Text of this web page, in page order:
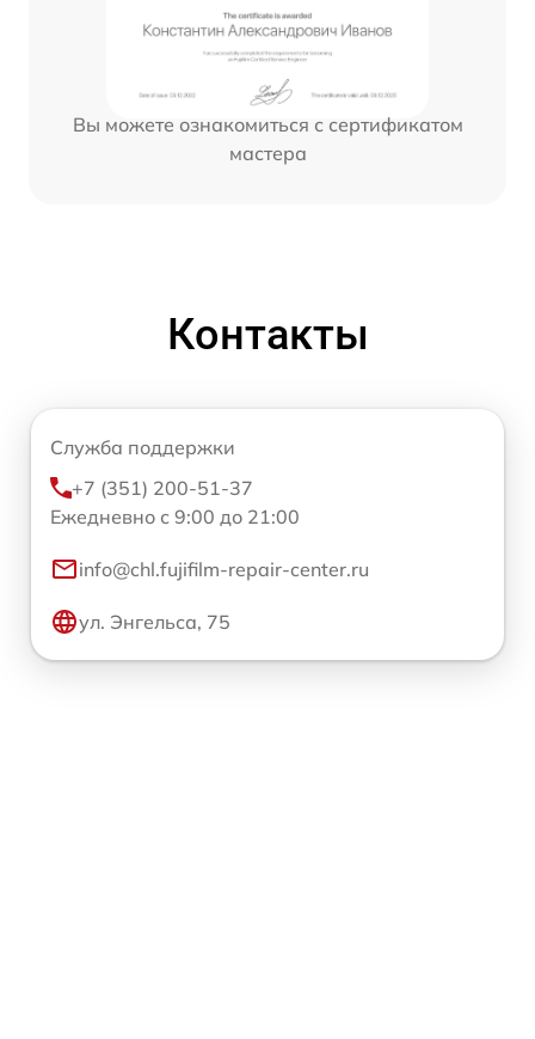
Вы можете ознакомиться с сертификатом
мастера
Контакты
Служба поддержки
+7 (351) 200-51-37
Ежедневно с 9:00 до 21:00
info@chl.fujifilm-repair-center.ru
ул. Энгельса, 75